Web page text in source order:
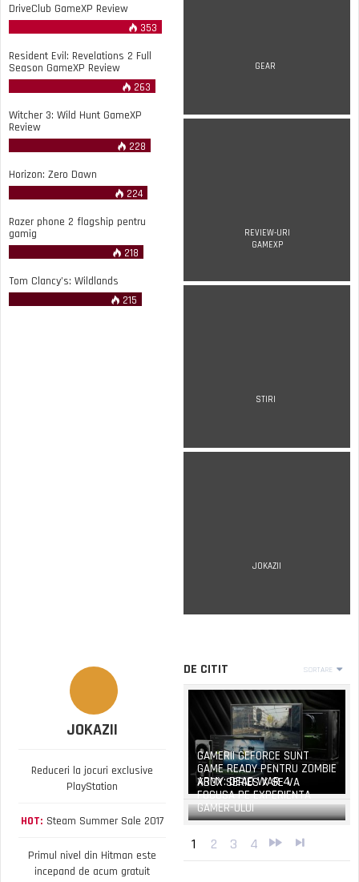
DriveClub GameXP Review
353
Resident Evil: Revelations 2 Full
Season GameXP Review
263
Witcher 3: Wild Hunt GameXP
Review
228
Horizon: Zero Dawn
224
Razer phone 2 flagship pentru
gamig
218
Tom Clancy’s: Wildlands
215
GEAR
REVIEW-URI
GAMEXP
STIRI
JOKAZII
JOKAZII
Reduceri la jocuri exclusive
PlayStation
HOT: Steam Summer Sale 2017
Primul nivel din Hitman este
incepand de acum gratuit
DE CITIT SORTARE
GAMERII GEFORCE SUNT
GAME READY PENTRU ZOMBIE
ARMY: DEAD WAR 4
XBOX SERIES X SE VA
FOCUSA PE EXPERIENTA
GAMER-ULUI
1 2 3 4